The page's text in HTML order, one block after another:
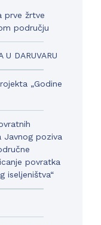
prve žrtve
području
DARUVARU
„Godine
Javnog poziva
povratka
iseljeništva“